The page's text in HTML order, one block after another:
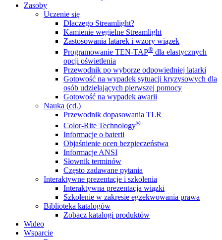
Zasoby
Uczenie się
Dlaczego Streamlight?
Kamienie węgielne Streamlight
Zastosowania latarek i wzory wiązek
Programowanie TEN-TAP® dla elastycznych
opcji oświetlenia
Przewodnik po wyborze odpowiedniej latarki
Gotowość na wypadek sytuacji kryzysowych dla
osób udzielających pierwszej pomocy
Gotowość na wypadek awarii
Nauka (cd.)
Przewodnik dopasowania TLR
Color-Rite Technology®
Informacje o baterii
Objaśnienie ocen bezpieczeństwa
Informacje ANSI
Słownik terminów
Często zadawane pytania
Interaktywne prezentacje i szkolenia
Interaktywna prezentacja wiązki
Szkolenie w zakresie egzekwowania prawa
Biblioteka katalogów
Zobacz katalogi produktów
Wideo
Wsparcie